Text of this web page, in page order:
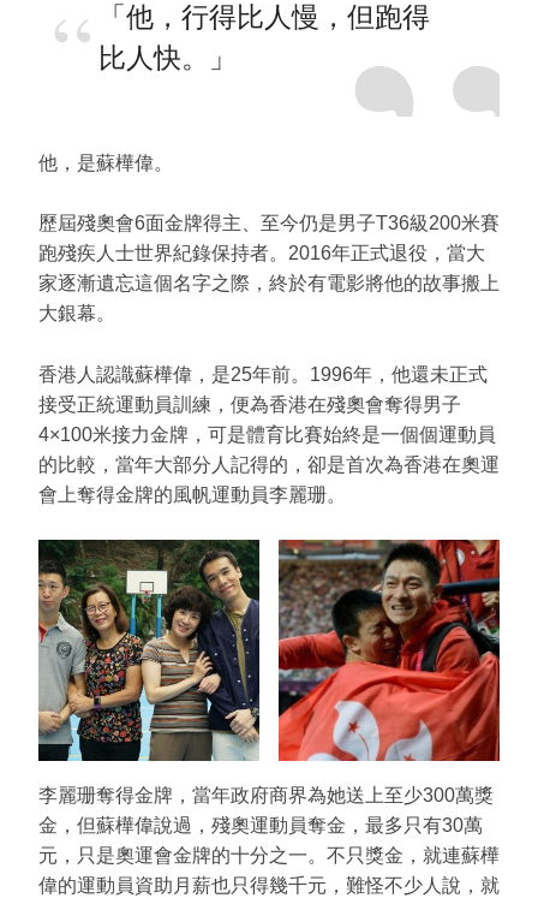
「他，行得比人慢，但跑得
比人快。」
他，是蘇樺偉。
歷屆殘奧會6面金牌得主、至今仍是男子T36級200米賽
跑殘疾人士世界紀錄保持者。2016年正式退役，當大
家逐漸遺忘這個名字之際，終於有電影將他的故事搬上
大銀幕。
香港人認識蘇樺偉，是25年前。1996年，他還未正式
接受正統運動員訓練，便為香港在殘奧會奪得男子
4×100米接力金牌，可是體育比賽始終是一個個運動員
的比較，當年大部分人記得的，卻是首次為香港在奧運
會上奪得金牌的風帆運動員李麗珊。
李麗珊奪得金牌，當年政府商界為她送上至少300萬獎
金，但蘇樺偉說過，殘奧運動員奪金，最多只有30萬
元，只是奧運會金牌的十分之一。不只獎金，就連蘇樺
偉的運動員資助月薪也只得幾千元，難怪不少人說，就